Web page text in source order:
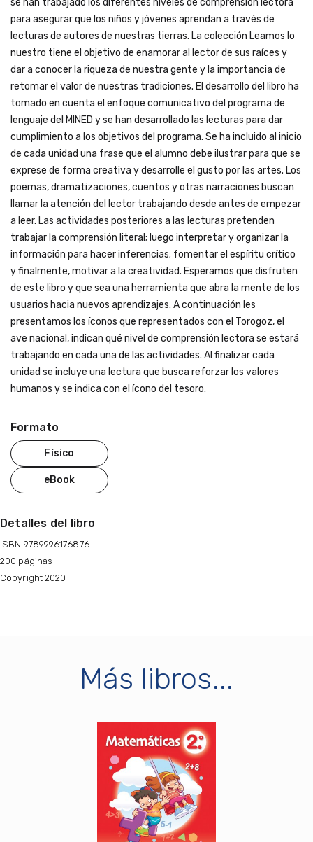
para asegurar que los niños y jóvenes aprendan a través de
lecturas de autores de nuestras tierras. La colección Leamos lo
nuestro tiene el objetivo de enamorar al lector de sus raíces y
dar a conocer la riqueza de nuestra gente y la importancia de
retomar el valor de nuestras tradiciones. El desarrollo del libro ha
tomado en cuenta el enfoque comunicativo del programa de
lenguaje del MINED y se han desarrollado las lecturas para dar
cumplimiento a los objetivos del programa. Se ha incluido al inicio
de cada unidad una frase que el alumno debe ilustrar para que se
exprese de forma creativa y desarrolle el gusto por las artes. Los
poemas, dramatizaciones, cuentos y otras narraciones buscan
llamar la atención del lector trabajando desde antes de empezar
a leer. Las actividades posteriores a las lecturas pretenden
trabajar la comprensión literal; luego interpretar y organizar la
información para hacer inferencias; fomentar el espíritu crítico
y finalmente, motivar a la creatividad. Esperamos que disfruten
de este libro y que sea una herramienta que abra la mente de los
usuarios hacia nuevos aprendizajes. A continuación les
presentamos los íconos que representados con el Torogoz, el
ave nacional, indican qué nivel de comprensión lectora se estará
trabajando en cada una de las actividades. Al finalizar cada
unidad se incluye una lectura que busca reforzar los valores
humanos y se indica con el ícono del tesoro.
Formato
Físico
eBook
Detalles del libro
ISBN 9789996176876
200 páginas
Copyright 2020
Más libros...